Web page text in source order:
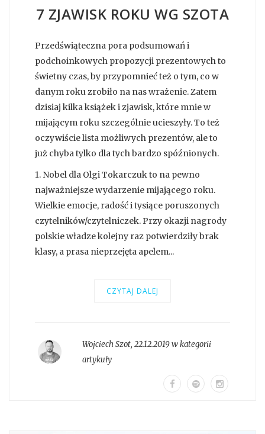
7 ZJAWISK ROKU WG SZOTA
Przedświąteczna pora podsumowań i
podchoinkowych propozycji prezentowych to
świetny czas, by przypomnieć też o tym, co w
danym roku zrobiło na nas wrażenie. Zatem
dzisiaj kilka książek i zjawisk, które mnie w
mijającym roku szczególnie ucieszyły. To też
oczywiście lista możliwych prezentów, ale to
już chyba tylko dla tych bardzo spóźnionych.
1. Nobel dla Olgi Tokarczuk to na pewno
najważniejsze wydarzenie mijającego roku.
Wielkie emocje, radość i tysiące poruszonych
czytelników/czytelniczek. Przy okazji nagrody
polskie władze kolejny raz potwierdziły brak
klasy, a prasa nieprzejęta apelem...
CZYTAJ DALEJ
Wojciech Szot,22.12.2019 w kategorii
artykuły